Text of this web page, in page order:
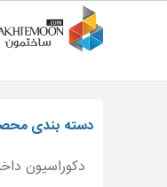
دسته بندی
دکوراسیون